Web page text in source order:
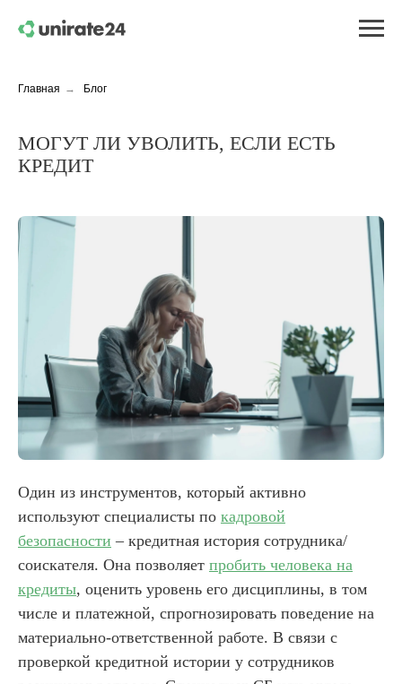
Главная → Блог
МОГУТ ЛИ УВОЛИТЬ, ЕСЛИ ЕСТЬ
КРЕДИТ
Один из инструментов, который активно
используют специалисты по кадровой
безопасности – кредитная история сотрудника/
соискателя. Она позволяет пробить человека на
кредиты, оценить уровень его дисциплины, в том
числе и платежной, спрогнозировать поведение на
материально-ответственной работе. В связи с
проверкой кредитной истории у сотрудников